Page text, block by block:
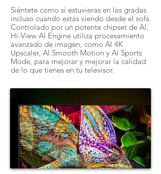
Siéntete como si estuvieras en las gradas
incluso cuando estás viendo desde el sofá.
Controlado por un potente chipset de Al,
Hi-View Al Engine utiliza procesamiento
avanzado de imagen, como Al 4K
Upscaler, Al Smooth Motion y Al Sports
Mode, para mejorar y mejorar la calidad
de lo que tienes en tu televisor.